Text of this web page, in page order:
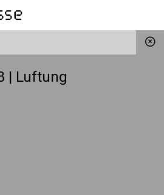
| Luftung